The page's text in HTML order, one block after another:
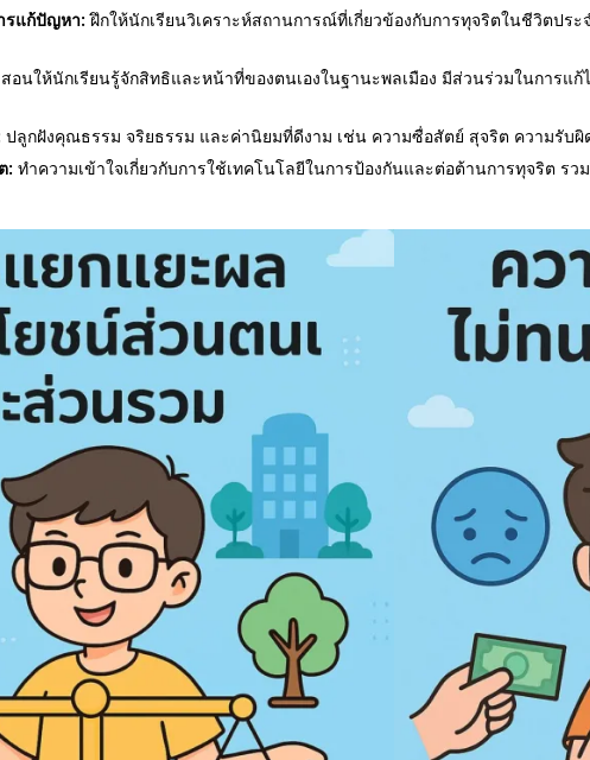
รแก้ปัญหา: ฝึกให้นักเรียนวิเคราะห์สถานการณ์ที่เกี่ยวข้องกับการทุจริตในชีวิตป
สอนให้นักเรียนรู้จักสิทธิและหน้าที่ของตนเองในฐานะพลเมือง มีส่วนร่วมในการ
ปลูกฝังคุณธรรม จริยธรรม และค่านิยมที่ดีงาม เช่น ความซื่อสัตย์ สุจริต ความรับ
: ทำความเข้าใจเกี่ยวกับการใช้เทคโนโลยีในการป้องกันและต่อต้านการทุจริต รว